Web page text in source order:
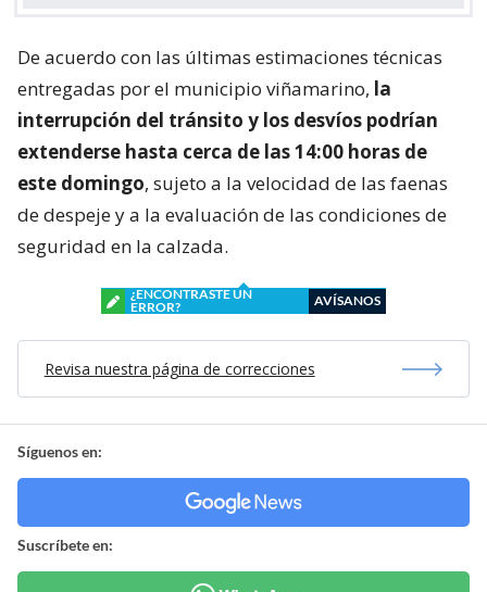
De acuerdo con las últimas estimaciones técnicas
entregadas por el municipio viñamarino, la
interrupción del tránsito y los desvíos podrían
extenderse hasta cerca de las 14:00 horas de
este domingo, sujeto a la velocidad de las faenas
de despeje y a la evaluación de las condiciones de
seguridad en la calzada.
¿ENCONTRASTE UN
ERROR?
AVÍSANOS
Revisa nuestra página de correcciones
Síguenos en:
Suscríbete en: